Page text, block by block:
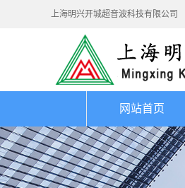
上海明兴开城超音波科技有限公司
网站首页